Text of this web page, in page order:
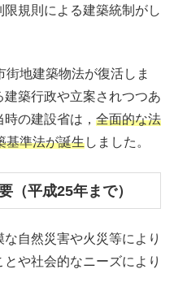
規則による建築統制がし
地建築物法が復活しま
築行政や立案されつつあ
の建設省は， 全面的な法
基準法が誕生しました。
（平成25年まで）
自然災害や火災等により
や社会的なニーズにより